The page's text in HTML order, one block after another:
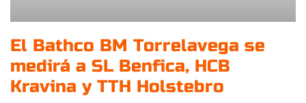
El Bathco BM Torrelavega se
medirá a SL Benfica, HCB
Kravina y TTH Holstebro